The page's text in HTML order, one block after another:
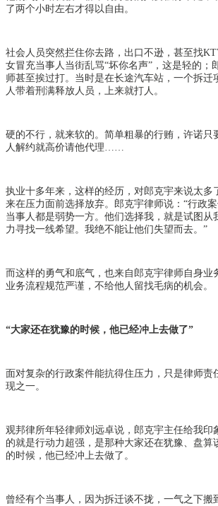
了两个小时左右才得以自由。
社会人员突然拦住你去路，出口不逊，甚至找
女冒充当事人当街乱骂“坏你名声”，这是轻的；
师甚至挨过打。当时是在长途汽车站，一个拆迁
人带着刑满释放人员，上来就打人。
硬的不行，就来软的。简单粗暴的行贿，许诺只
人解约就高价请他代理
执业十多年来 ，这样的经历，对郎克宇来说太多
来在压力面前选择放弃。郎克宇律师说： “行政
当事人都是弱势一方。他们选择我，就是试图从
力寻找一线希望。我绝不能让他们失望而去。”
而这样的勇气和底气，也来自郎克宇律师自身业
业务流程规范严谨，不给他人留找毛病的机会。
“大家还在犹豫的时候，他已经冲上去做了”
面对复杂的行政案件能抗得住压力，只是律师责
现之一。
观邦律所年轻律师刘远卓说，郎克宇主任给我印
的就是行动力超强，是那种大家还在犹豫、盘算
的时候，他已经冲上去做了。
曾经有个当事人，因为拆迁谈不拢，一气之下搬